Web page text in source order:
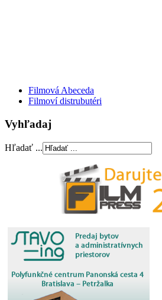
Filmová Abeceda
Filmoví distrubutéri
Vyhľadaj
Hľadať ...